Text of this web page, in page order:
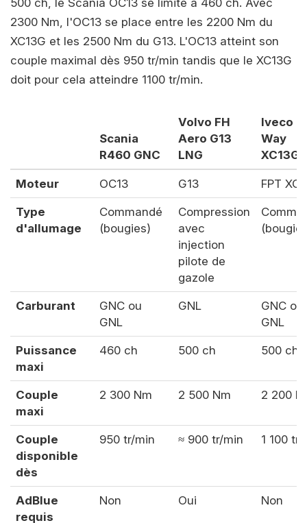
2300 Nm, l'OC13 se place entre les 2200 Nm du
XC13G et les 2500 Nm du G13. L'OC13 atteint son
couple maximal dès 950 tr/min tandis que le XC13G
doit pour cela atteindre 1100 tr/min.
Scania
R460 GNC
Volvo FH
Aero G13
LNG
Iveco
Way
XC13G
Moteur OC13 G13 FPT
Type
d'allumage
Commandé
(bougies)
Compression
avec
injection
pilote de
gazole
Carburant
GNC ou
GNL
GNL
GNC ou
GNL
Puissance
maxi
460 ch 500 ch 500 ch
Couple
maxi
2 300 Nm 2 500 Nm 2 200
Couple
disponible
dès
950 tr/min ≈ 900 tr/min 1 100 tr/
AdBlue
requis
Non Oui Non